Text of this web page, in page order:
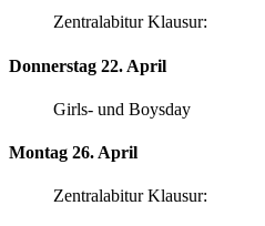
Zentralabitur Klausur:
Donnerstag 22. April
Girls- und Boysday
Montag 26. April
Zentralabitur Klausur: